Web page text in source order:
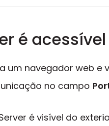
é acessível
um navegador web e
no campo
é visível do